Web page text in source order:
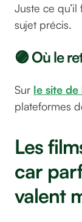
Juste ce
sujet précis.
🟣 Où le
Sur le site de
plateformes
Les
car
valent